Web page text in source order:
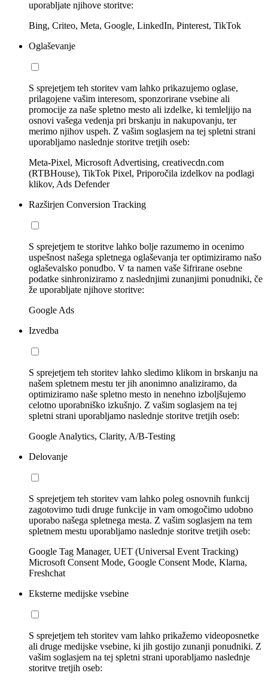
uporabljate njihove storitve:
Bing, Criteo, Meta, Google, LinkedIn, Pinterest, TikTok
Oglaševanje
S sprejetjem teh storitev vam lahko prikazujemo oglase,
prilagojene vašim interesom, sponzorirane vsebine ali
promocije za naše spletno mesto ali izdelke, ki temleljijo na
osnovi vašega vedenja pri brskanju in nakupovanju, ter
merimo njihov uspeh. Z vašim soglasjem na tej spletni strani
uporabljamo naslednje storitve tretjih oseb:
Meta-Pixel, Microsoft Advertising, creativecdn.com
(RTBHouse), TikTok Pixel, Priporočila izdelkov na podlagi
klikov, Ads Defender
Razširjen Conversion Tracking
S sprejetjem te storitve lahko bolje razumemo in ocenimo
uspešnost našega spletnega oglaševanja ter optimiziramo našo
oglaševalsko ponudbo. V ta namen vaše šifrirane osebne
podatke sinhroniziramo z naslednjimi zunanjimi ponudniki, če
že uporabljate njihove storitve:
Google Ads
Izvedba
S sprejetjem teh storitev lahko sledimo klikom in brskanju na
našem spletnem mestu ter jih anonimno analiziramo, da
optimiziramo naše spletno mesto in nenehno izboljšujemo
celotno uporabniško izkušnjo. Z vašim soglasjem na tej
spletni strani uporabljamo naslednje storitve tretjih oseb:
Google Analytics, Clarity, A/B-Testing
Delovanje
S sprejetjem teh storitev vam lahko poleg osnovnih funkcij
zagotovimo tudi druge funkcije in vam omogočimo udobno
uporabo našega spletnega mesta. Z vašim soglasjem na tem
spletnem mestu uporabljamo naslednje storitve tretjih oseb:
Google Tag Manager, UET (Universal Event Tracking)
Microsoft Consent Mode, Google Consent Mode, Klarna,
Freshchat
Eksterne medijske vsebine
S sprejetjem teh storitev vam lahko prikažemo videoposnetke
ali druge medijske vsebine, ki jih gostijo zunanji ponudniki. Z
vašim soglasjem na tej spletni strani uporabljamo naslednje
storitve tretjih oseb: